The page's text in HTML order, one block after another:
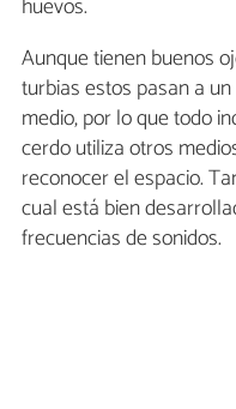
huevos.
Aunque tienen buenos
turbias estos pasan a
medio, por lo que todo
cerdo utiliza otros
reconocer el espacio.
cual está bien
frecuencias de sonidos.